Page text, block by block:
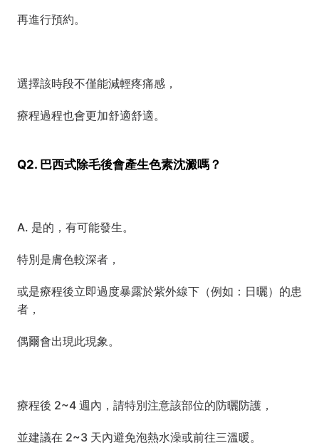
再進行預約。
選擇該時段不僅能減輕疼痛感，
療程過程也會更加舒適舒適。
Q2. 巴西式除毛後會產生色素沈澱嗎？
A. 是的，有可能發生。
特別是膚色較深者，
或是療程後立即過度暴露於紫外線下（例如：日曬）的患
者，
偶爾會出現此現象。
療程後 2~4 週內，請特別注意該部位的防曬防護，
並建議在 2~3 天內避免泡熱水澡或前往三溫暖。